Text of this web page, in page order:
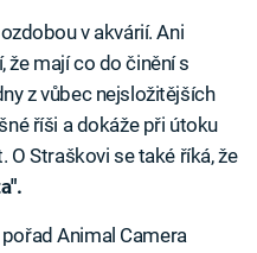
v akvárií. Ani
že mají co do činění s
z vůbec nejsložitějších
říši a dokáže při útoku
O Straškovi se také říká, že
Animal Camera